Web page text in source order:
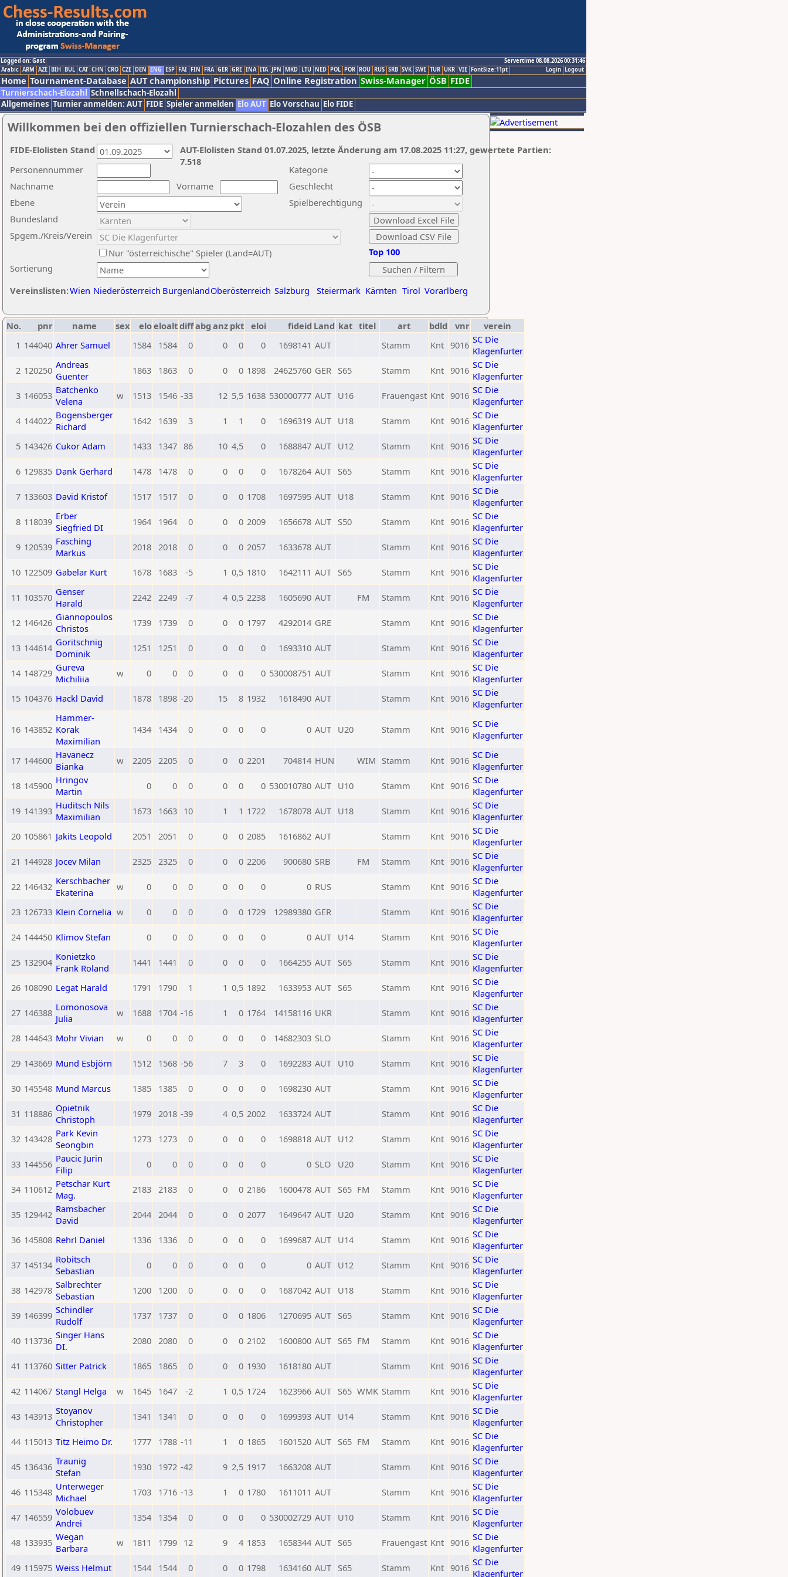
Logged on: Gast
Servertime 08.08.2026 00:31:46
Logout
Login
Arabic ARM AZE BIH BUL CAT CHN CRO CZE DEN ENG ESP FAI FIN FRA GER GRE INA ITA JPN MKD LTU NED POL POR ROU RUS SRB SVK SWE TUR UKR VIE FontSize:11pt
Home Tournament-Database AUT championship Pictures FAQ Online Registration Swiss-Manager ÖSB FIDE
Turnierschach-Elozahl Schnellschach-Elozahl
Allgemeines Turnier anmelden: AUT FIDE Spieler anmelden Elo AUT Elo Vorschau Elo FIDE
Willkommen bei den offiziellen Turnierschach-Elozahlen des ÖSB
Nachname
Vorname
Ebene
Kategorie
Sortierung
Personennummer
Bundesland
Spgem./Kreis/Verein
Geschlecht
Nur "österreichische" Spieler (Land=AUT)
Spielberechtigung
Vereinslisten:Wien Niederösterreich BurgenlandOberösterreich Salzburg Steiermark Kärnten Tirol Vorarlberg
Top 100
AUT-Elolisten Stand 01.07.2025, letzte Änderung am 17.08.2025 11:27, gewertete Partien:
7.518
FIDE-Elolisten Stand
No. pnr name sex eloeloaltdiffabg anz pkt eloi fideid Land kat titel art bdld vnr
verein
1 144040 Ahrer Samuel 1584 1584 0 0 0 0 1698141 AUT Stamm Knt 9016 SC Die
Klagenfurter
2 120250 Andreas
Guenter
1863 1863 0 0 0 1898 24625760 GER S65 Stamm Knt 9016 SC Die
Klagenfurter
3 146053 Batchenko
Velena
w 1513 1546 -33 12 5,5 1638 530000777 AUT U16 Frauengast Knt 9016 SC Die
Klagenfurter
4 144022 Bogensberger
Richard
1642 1639 3 1 1 0 1696319 AUT U18 Stamm Knt 9016 SC Die
Klagenfurter
5 143426 Cukor Adam 1433 1347 86 10 4,5 0 1688847 AUT U12 Stamm Knt 9016 SC Die
Klagenfurter
6 129835 Dank Gerhard 1478 1478 0 0 0 0 1678264 AUT S65 Stamm Knt 9016 SC Die
Klagenfurter
7 133603 David Kristof 1517 1517 0 0 0 1708 1697595 AUT U18 Stamm Knt 9016 SC Die
Klagenfurter
8 118039 Erber
Siegfried DI
1964 1964 0 0 0 2009 1656678 AUT S50 Stamm Knt 9016 SC Die
Klagenfurter
9 120539 Fasching
Markus
2018 2018 0 0 0 2057 1633678 AUT Stamm Knt 9016 SC Die
Klagenfurter
10 122509 Gabelar Kurt 1678 1683 -5 1 0,5 1810 1642111 AUT S65 Stamm Knt 9016 SC Die
Klagenfurter
11 103570 Genser
Harald
2242 2249 -7 4 0,5 2238 1605690 AUT FM Stamm Knt 9016 SC Die
Klagenfurter
12 146426 Giannopoulos
Christos
1739 1739 0 0 0 1797 4292014 GRE Stamm Knt 9016 SC Die
Klagenfurter
13 144614 Goritschnig
Dominik
1251 1251 0 0 0 0 1693310 AUT Stamm Knt 9016 SC Die
Klagenfurter
14 148729 Gureva
Michiliia
w 0 0 0 0 0 0 530008751 AUT Stamm Knt 9016 SC Die
Klagenfurter
15 104376 Hackl David 1878 1898 -20 15 8 1932 1618490 AUT Stamm Knt 9016 SC Die
Klagenfurter
16 143852
Hammer-
Korak
Maximilian
1434 1434 0 0 0 0 0 AUT U20 Stamm Knt 9016 SC Die
Klagenfurter
17 144600 Havanecz
Bianka
w 2205 2205 0 0 0 2201 704814 HUN WIM Stamm Knt 9016 SC Die
Klagenfurter
18 145900 Hringov
Martin
0 0 0 0 0 0 530010780 AUT U10 Stamm Knt 9016 SC Die
Klagenfurter
19 141393 Huditsch Nils
Maximilian
1673 1663 10 1 1 1722 1678078 AUT U18 Stamm Knt 9016 SC Die
Klagenfurter
20 105861 Jakits Leopold 2051 2051 0 0 0 2085 1616862 AUT Stamm Knt 9016 SC Die
Klagenfurter
21 144928 Jocev Milan 2325 2325 0 0 0 2206 900680 SRB FM Stamm Knt 9016 SC Die
Klagenfurter
22 146432 Kerschbacher
Ekaterina
w 0 0 0 0 0 0 0 RUS Stamm Knt 9016 SC Die
Klagenfurter
23 126733 Klein Cornelia w 0 0 0 0 0 1729 12989380 GER Stamm Knt 9016 SC Die
Klagenfurter
24 144450 Klimov Stefan 0 0 0 0 0 0 0 AUT U14 Stamm Knt 9016 SC Die
Klagenfurter
25 132904 Konietzko
Frank Roland
1441 1441 0 0 0 0 1664255 AUT S65 Stamm Knt 9016 SC Die
Klagenfurter
26 108090 Legat Harald 1791 1790 1 1 0,5 1892 1633953 AUT S65 Stamm Knt 9016 SC Die
Klagenfurter
27 146388 Lomonosova
Julia
w 1688 1704 -16 1 0 1764 14158116 UKR Stamm Knt 9016 SC Die
Klagenfurter
28 144643 Mohr Vivian w 0 0 0 0 0 0 14682303 SLO Stamm Knt 9016 SC Die
Klagenfurter
29 143669 Mund Esbjörn 1512 1568 -56 7 3 0 1692283 AUT U10 Stamm Knt 9016 SC Die
Klagenfurter
30 145548 Mund Marcus 1385 1385 0 0 0 0 1698230 AUT Stamm Knt 9016 SC Die
Klagenfurter
31 118886 Opietnik
Christoph
1979 2018 -39 4 0,5 2002 1633724 AUT Stamm Knt 9016 SC Die
Klagenfurter
32 143428 Park Kevin
Seongbin
1273 1273 0 0 0 0 1698818 AUT U12 Stamm Knt 9016 SC Die
Klagenfurter
33 144556 Paucic Jurin
Filip
0 0 0 0 0 0 0 SLO U20 Stamm Knt 9016 SC Die
Klagenfurter
34 110612 Petschar Kurt
Mag.
2183 2183 0 0 0 2186 1600478 AUT S65 FM Stamm Knt 9016 SC Die
Klagenfurter
35 129442 Ramsbacher
David
2044 2044 0 0 0 2077 1649647 AUT U20 Stamm Knt 9016 SC Die
Klagenfurter
36 145808 Rehrl Daniel 1336 1336 0 0 0 0 1699687 AUT U14 Stamm Knt 9016 SC Die
Klagenfurter
37 145134 Robitsch
Sebastian
0 0 0 0 0 0 0 AUT U12 Stamm Knt 9016 SC Die
Klagenfurter
38 142978 Salbrechter
Sebastian
1200 1200 0 0 0 0 1687042 AUT U18 Stamm Knt 9016 SC Die
Klagenfurter
39 146399 Schindler
Rudolf
1737 1737 0 0 0 1806 1270695 AUT S65 Stamm Knt 9016 SC Die
Klagenfurter
40 113736 Singer Hans
DI.
2080 2080 0 0 0 2102 1600800 AUT S65 FM Stamm Knt 9016 SC Die
Klagenfurter
41 113760 Sitter Patrick 1865 1865 0 0 0 1930 1618180 AUT Stamm Knt 9016 SC Die
Klagenfurter
42 114067 Stangl Helga w 1645 1647 -2 1 0,5 1724 1623966 AUT S65 WMK Stamm Knt 9016 SC Die
Klagenfurter
43 143913 Stoyanov
Christopher
1341 1341 0 0 0 0 1699393 AUT U14 Stamm Knt 9016 SC Die
Klagenfurter
44 115013 Titz Heimo Dr. 1777 1788 -11 1 0 1865 1601520 AUT S65 FM Stamm Knt 9016 SC Die
Klagenfurter
45 136436 Traunig
Stefan
1930 1972 -42 9 2,5 1917 1663208 AUT Stamm Knt 9016 SC Die
Klagenfurter
46 115348 Unterweger
Michael
1703 1716 -13 1 0 1780 1611011 AUT Stamm Knt 9016 SC Die
Klagenfurter
47 146559 Volobuev
Andrei
1354 1354 0 0 0 0 530002729 AUT U10 Stamm Knt 9016 SC Die
Klagenfurter
48 133935 Wegan
Barbara
w 1811 1799 12 9 4 1853 1658344 AUT S65 Frauengast Knt 9016 SC Die
Klagenfurter
49 115975 Weiss Helmut 1544 1544 0 0 0 1798 1634160 AUT S65 Stamm Knt 9016 SC Die
Klagenfurter